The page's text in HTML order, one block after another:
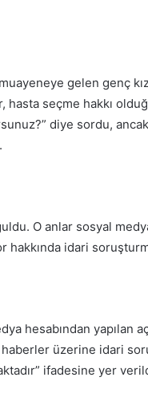
gelen genç
seçme hakkı
diye sordu,
O anlar sosyal
hakkında idari
hesabından yapılan
üzerine idari
ifadesine yer